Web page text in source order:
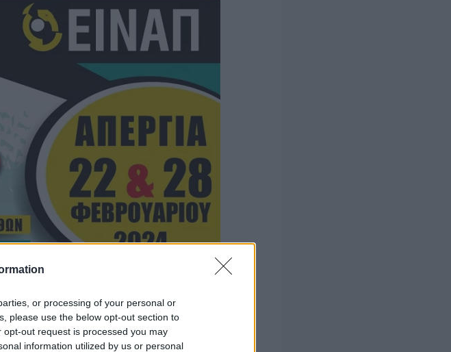
or processing of your personal or
please use the below opt-out section to
out request is processed you may
information utilized by us or personal